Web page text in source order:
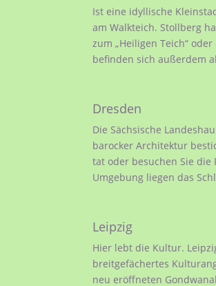
Ist eine idyllische
am Walkteich. Stollberg
zum „Heiligen Teich“
befinden sich außerdem
Dresden
Die Sächsische
barocker Architektur
tat oder besuchen Sie
Umgebung liegen das
Leipzig
Hier lebt die Kultur.
breitgefächertes
neu eröffneten